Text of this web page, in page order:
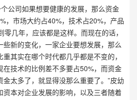
公司如果想要健康的发展，那么资金
，市场大约占40%，技术占20%，产品
几年，应该都是这样。而现在的话，
些新的变化，一家企业要想发展，那么
其实在哪个时代都几乎都是不变的，
在技术的比例差不多要占50%，而资金
太多了，就显得没那么重要了。”皮幼
本对企业发展的影响，以及三者随着